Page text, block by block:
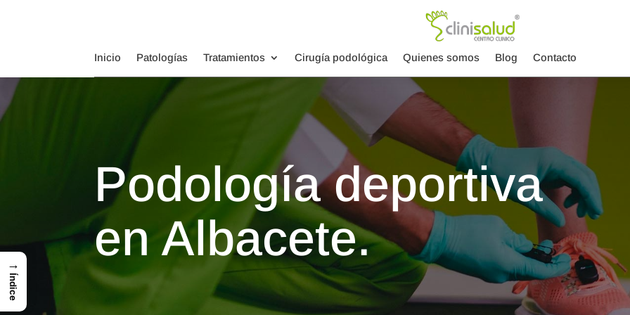
Inicio Patologías Tratamientos Cirugía podológica Quienes somos Blog Contacto
Podología deportiva
en Albacete.
→
Índice